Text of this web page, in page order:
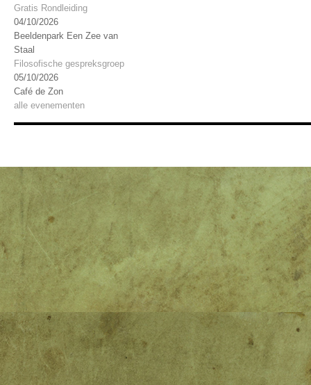
Gratis Rondleiding
04/10/2026
Beeldenpark Een Zee van
Staal
Filosofische gespreksgroep
05/10/2026
Café de Zon
alle evenementen